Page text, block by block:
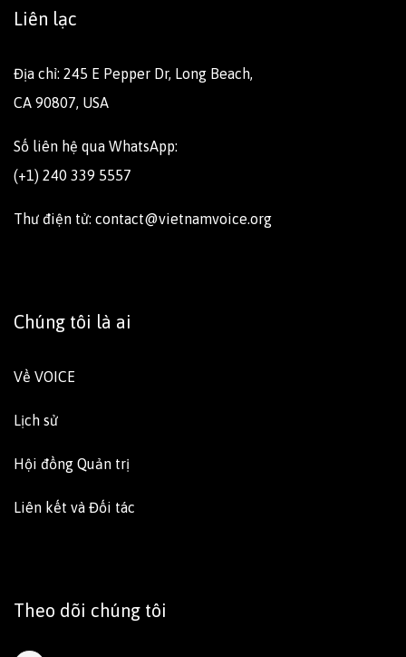
Liên lạc
Địa chỉ: 245 E Pepper Dr, Long Beach,
CA 90807, USA
Số liên hệ qua WhatsApp:
(+1) 240 339 5557
Thư điện tử: contact@vietnamvoice.org
Chúng tôi là ai
Về VOICE
Lịch sử
Hội đồng Quản trị
Liên kết và Đối tác
Theo dõi chúng tôi